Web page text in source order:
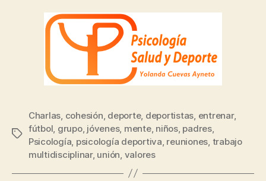
Charlas, cohesión, deporte, deportistas, entrenar,
fútbol, grupo, jóvenes, mente, niños, padres,
Psicología, psicología deportiva, reuniones, trabajo
multidisciplinar, unión, valores